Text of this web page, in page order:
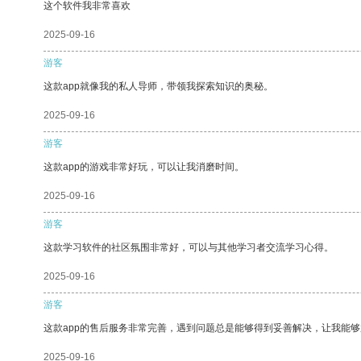
这个软件我非常喜欢
2025-09-16
游客
这款app就像我的私人导师，带领我探索知识的奥秘。
2025-09-16
游客
这款app的游戏非常好玩，可以让我消磨时间。
2025-09-16
游客
这款学习软件的社区氛围非常好，可以与其他学习者交流学习心得。
2025-09-16
游客
这款app的售后服务非常完善，遇到问题总是能够得到妥善解决，让我能够
2025-09-16